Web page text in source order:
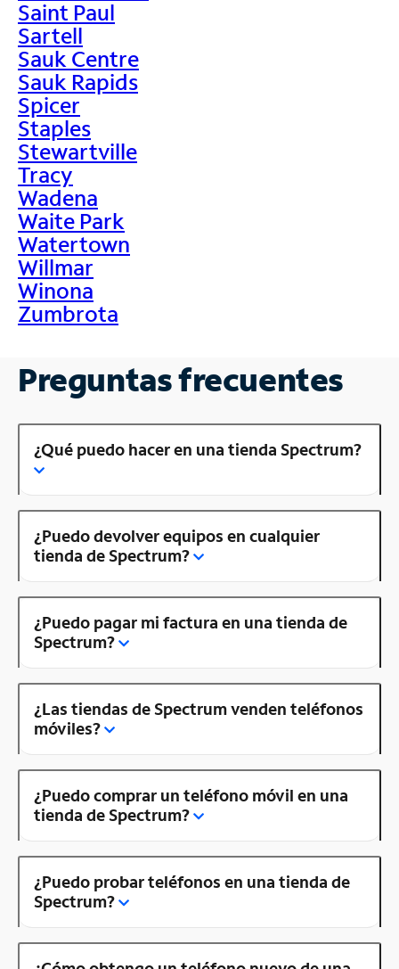
Saint Paul
Sartell
Sauk Centre
Sauk Rapids
Spicer
Staples
Stewartville
Tracy
Wadena
Waite Park
Watertown
Willmar
Winona
Zumbrota
Preguntas frecuentes
¿Qué puedo hacer en una tienda Spectrum?
¿Puedo devolver equipos en cualquier
tienda de Spectrum?
¿Puedo pagar mi factura en una tienda de
Spectrum?
¿Las tiendas de Spectrum venden teléfonos
móviles?
¿Puedo comprar un teléfono móvil en una
tienda de Spectrum?
¿Puedo probar teléfonos en una tienda de
Spectrum?